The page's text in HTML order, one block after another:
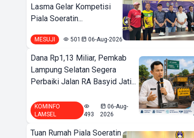
Lasma Gelar Kompetisi
Piala Soeratin...
MESUJI 501 06-Aug-2026
Dana Rp1,13 Miliar, Pemkab
Lampung Selatan Segera
Perbaiki Jalan RA Basyid Jati...
KOMINFO
LAMSEL
493
06-Aug-
2026
Tuan Rumah Piala Soeratin